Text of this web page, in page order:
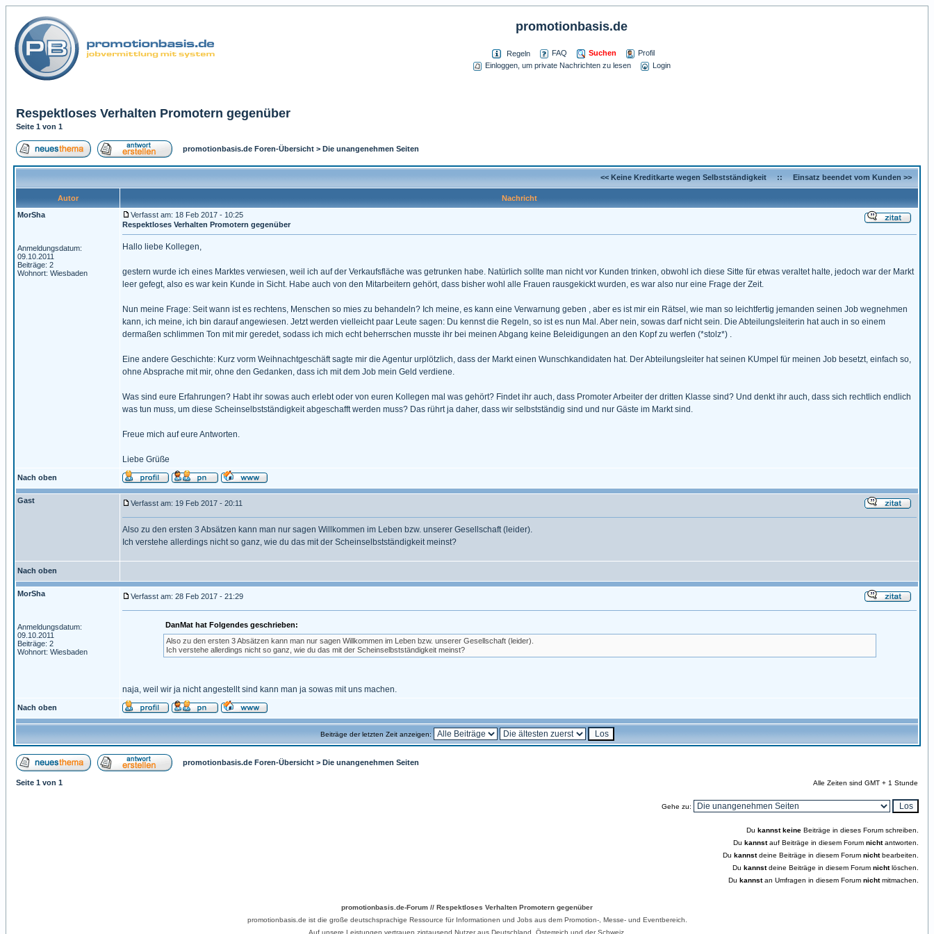
promotionbasis.de
Regeln FAQ Suchen
Profil
Einloggen, um private Nachrichten zu lesen
Login
Respektloses Verhalten Promotern gegenüber
Seite 1 von 1
promotionbasis.de Foren-Übersicht > Die unangenehmen Seiten
<< Keine Kreditkarte wegen Selbstständigkeit :: Einsatz beendet vom Kunden >>
Autor
Nachricht
MorSha
Anmeldungsdatum:
09.10.2011
Beiträge: 2
Wohnort: Wiesbaden
Verfasst am: 18 Feb 2017 - 10:25
Respektloses Verhalten Promotern gegenüber
Hallo liebe Kollegen,
gestern wurde ich eines Marktes verwiesen, weil ich auf der Verkaufsfläche was getrunken habe. Natürlich sollte man nicht vor Kunden trinken, obwohl ich diese Sitte für etwas veraltet halte, jedoch war der Markt
leer gefegt, also es war kein Kunde in Sicht. Habe auch von den Mitarbeitern gehört, dass bisher wohl alle Frauen rausgekickt wurden, es war also nur eine Frage der Zeit.
Nun meine Frage: Seit wann ist es rechtens, Menschen so mies zu behandeln? Ich meine, es kann eine Verwarnung geben , aber es ist mir ein Rätsel, wie man so leichtfertig jemanden seinen Job wegnehmen
kann, ich meine, ich bin darauf angewiesen. Jetzt werden vielleicht paar Leute sagen: Du kennst die Regeln, so ist es nun Mal. Aber nein, sowas darf nicht sein. Die Abteilungsleiterin hat auch in so einem
dermaßen schlimmen Ton mit mir geredet, sodass ich mich echt beherrschen musste ihr bei meinen Abgang keine Beleidigungen an den Kopf zu werfen (*stolz*) .
Eine andere Geschichte: Kurz vorm Weihnachtgeschäft sagte mir die Agentur urplötzlich, dass der Markt einen Wunschkandidaten hat. Der Abteilungsleiter hat seinen KUmpel für meinen Job besetzt, einfach so,
ohne Absprache mit mir, ohne den Gedanken, dass ich mit dem Job mein Geld verdiene.
Was sind eure Erfahrungen? Habt ihr sowas auch erlebt oder von euren Kollegen mal was gehört? Findet ihr auch, dass Promoter Arbeiter der dritten Klasse sind? Und denkt ihr auch, dass sich rechtlich endlich
was tun muss, um diese Scheinselbstständigkeit abgeschafft werden muss? Das rührt ja daher, dass wir selbstständig sind und nur Gäste im Markt sind.
Freue mich auf eure Antworten.
Liebe Grüße
Nach oben
Gast Verfasst am: 19 Feb 2017 - 20:11
Also zu den ersten 3 Absätzen kann man nur sagen Willkommen im Leben bzw. unserer Gesellschaft (leider).
Ich verstehe allerdings nicht so ganz, wie du das mit der Scheinselbstständigkeit meinst?
Nach oben
MorSha
Anmeldungsdatum:
09.10.2011
Beiträge: 2
Wohnort: Wiesbaden
Verfasst am: 28 Feb 2017 - 21:29
DanMat hat Folgendes geschrieben:
Also zu den ersten 3 Absätzen kann man nur sagen Willkommen im Leben bzw. unserer Gesellschaft (leider).
Ich verstehe allerdings nicht so ganz, wie du das mit der Scheinselbstständigkeit meinst?
naja, weil wir ja nicht angestellt sind kann man ja sowas mit uns machen.
Nach oben
Beiträge der letzten Zeit anzeigen:
promotionbasis.de Foren-Übersicht > Die unangenehmen Seiten
Seite 1 von 1 Alle Zeiten sind GMT + 1 Stunde
Gehe zu:
Du kannst keine Beiträge in dieses Forum schreiben.
Du kannstauf Beiträge in diesem Forum nichtantworten.
Du kannstdeine Beiträge in diesem Forum nichtbearbeiten.
Du kannstdeine Beiträge in diesem Forum nichtlöschen.
Du kannstan Umfragen in diesem Forum nichtmitmachen.
promotionbasis.de-Forum // Respektloses Verhalten Promotern gegenüber
promotionbasis.de ist die große deutschsprachige Ressource für Informationen und Jobs aus dem Promotion-, Messe- und Eventbereich.
Auf unsere Leistungen vertrauen zigtausend Nutzer aus Deutschland, Österreich und der Schweiz.